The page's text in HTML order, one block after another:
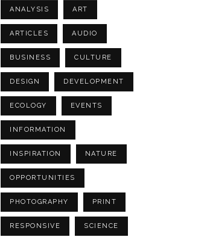
ANALYSIS ART
ARTICLES AUDIO
BUSINESS CULTURE
DESIGN DEVELOPMENT
ECOLOGY EVENTS
INFORMATION
INSPIRATION NATURE
OPPORTUNITIES
PHOTOGRAPHY PRINT
RESPONSIVE SCIENCE